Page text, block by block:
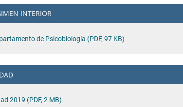
INTERIOR
de Psicobiología (PDF, 97 KB)
2019 (PDF, 2 MB)